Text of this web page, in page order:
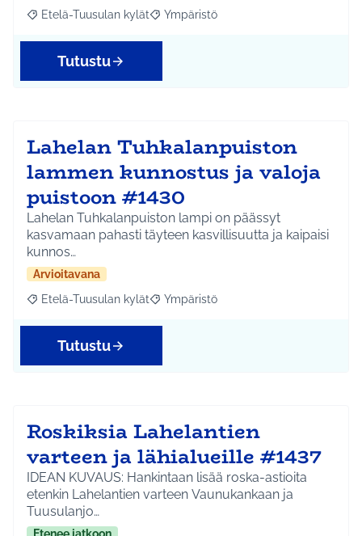
Rajaa tulokset aihepiirin mukaan: Etelä-Tuusulan kylät
Etelä-Tuusulan kylät Rajaa tulokset teeman mukaan:
Ympäristö
Tutustu
Lahelan Tuhkalanpuiston
lammen kunnostus ja valoja
puistoon #1430
Lahelan Tuhkalanpuiston lampi on päässyt
kasvamaan pahasti täyteen kasvillisuutta ja kaipaisi
kunnos…
Arvioitavana
Rajaa tulokset aihepiirin mukaan: Etelä-Tuusulan kylät
Etelä-Tuusulan kylät Rajaa tulokset teeman mukaan:
Ympäristö
Tutustu
Roskiksia Lahelantien
varteen ja lähialueille #1437
IDEAN KUVAUS: Hankintaan lisää roska-astioita
etenkin Lahelantien varteen Vaunukankaan ja
Tuusulanjo…